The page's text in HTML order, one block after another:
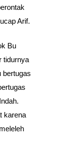
Arif.
Bu
tidurnya
bertugas
karena